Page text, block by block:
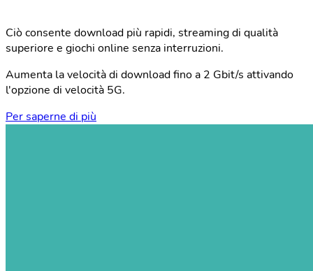
Ciò consente download più rapidi, streaming di qualità
superiore e giochi online senza interruzioni.
Aumenta la velocità di download fino a 2 Gbit/s attivando
l'opzione di velocità 5G.
Per saperne di più